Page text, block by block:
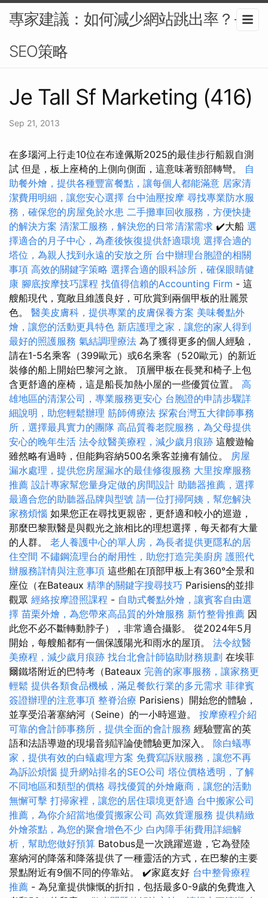
專家建議：如何減少網站跳出率？-
SEO策略
Je Tall Sf Marketing (416)
Sep 21, 2013
在多瑙河上行走10位在布達佩斯2025的最佳步行船親自測
試 但是，板上座椅的上側向側面，這意味著頸部轉彎。 自
助餐外燴，提供各種豐富餐點，讓每個人都能滿意 居家清
潔費用明細，讓您安心選擇 台中油壓按摩 尋找專業防水服
務，確保您的房屋免於水患 二手攤車回收服務，方便快捷
的解決方案 清潔工服務，解決您的日常清潔需求 ✔️大船 選
擇適合的月子中心，為產後恢復提供舒適環境 選擇合適的
塔位，為親人找到永遠的安放之所 台中辦理台胞證的相關
事項 高效的關鍵字策略 選擇合適的眼科診所，確保眼睛健
康 腳底按摩技巧課程 找值得信賴的Accounting Firm - 這
艘船現代，寬敞且維護良好，可欣賞到兩個甲板的壯麗景
色。 醫美皮膚科，提供專業的皮膚保養方案 美味餐點外
燴，讓您的活動更具特色 新店護理之家，讓您的家人得到
最好的照護服務 氣結調理療法 為了獲得更多的個人經驗，
請在1-5名乘客（399歐元）或6名乘客（520歐元）的新近
裝修的船上開始巴黎河之旅。 頂層甲板在長凳和椅子上包
含更舒適的座椅，這是船長加熱小屋的一些優質位置。 高
雄地區的清潔公司，專業服務更安心 台胞證的申請步驟詳
細說明，助您輕鬆辦理 筋師傅療法 探索台灣五大律師事務
所，選擇最具實力的團隊 高品質養老院服務，為父母提供
安心的晚年生活 法令紋醫美療程，減少歲月痕跡 這艘遊輪
雖然略有過時，但能夠容納500名乘客並擁有舖位。 房屋
漏水處理，提供您房屋漏水的最佳修復服務 大里按摩服務
推薦 設計專家幫您量身定做的房間設計 助聽器推薦，選擇
最適合您的助聽器品牌與型號 請一位打掃阿姨，幫您解決
家務煩惱 如果您正在尋找更親密，更舒適和較小的巡遊，
那麼巴黎獸醫是與觀光之旅相比的理想選擇，每天都有大量
的人群。 老人養護中心的單人房，為長者提供更隱私的居
住空間 不鏽鋼流理台的耐用性，助您打造完美廚房 護照代
辦服務詳情與注意事項 這些船在頂部甲板上有360°全景和
座位（在Bateaux 精準的關鍵字搜尋技巧 Parisiens的並排
觀眾 經絡按摩證照課程 - 自助式餐點外燴，讓賓客自由選
擇 苗栗外燴，為您帶來高品質的外燴服務 新竹整骨推薦 因
此您不必不斷轉動脖子），非常適合攝影。 從2024年5月
開始，每艘船都有一個保護陽光和雨水的屋頂。 法令紋醫
美療程，減少歲月痕跡 找台北會計師協助財務規劃 在埃菲
爾鐵塔附近的巴特考（Bateaux 完善的家事服務，讓家務更
輕鬆 提供各類食品機械，滿足餐飲行業的多元需求 菲律賓
簽證辦理的注意事項 整脊治療 Parisiens）開始您的體驗，
並享受沿著塞納河（Seine）的一小時巡遊。 按摩療程介紹
可靠的會計師事務所，提供全面的會計服務 經驗豐富的英
語和法語導遊的現場音頻評論使體驗更加深入。 除白蟻專
家，提供有效的白蟻處理方案 免費寫訴狀服務，讓您不再
為訴訟煩惱 提升網站排名的SEO公司 塔位價格透明，了解
不同地區和類型的價格 尋找優質的外燴廠商，讓您的活動
無懈可擊 打掃家裡，讓您的居住環境更舒適 台中搬家公司
推薦，為你介紹當地優質搬家公司 高效貨運服務 提供精緻
外燴茶點，為您的聚會增色不少 白內障手術費用詳細解
析，幫助您做好預算 Batobus是一次跳躍巡遊，它為登陸
塞納河的降落和降落提供了一種靈活的方式，在巴黎的主要
景點附近有9個不同的停靠站。 ✔️家庭友好 台中整骨療程
推薦 - 為兒童提供慷慨的折扣，包括最多0-9歲的免費進入